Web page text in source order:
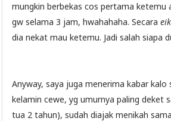
mungkin berbekas cos pertama ketemu
gw selama 3 jam, hwahahaha. Secara
dia nekat mau ketemu. Jadi salah siapa
Anyway, saya juga menerima kabar kalo
kelamin cewe, yg umurnya paling deket
tua 2 tahun), sudah diajak menikah